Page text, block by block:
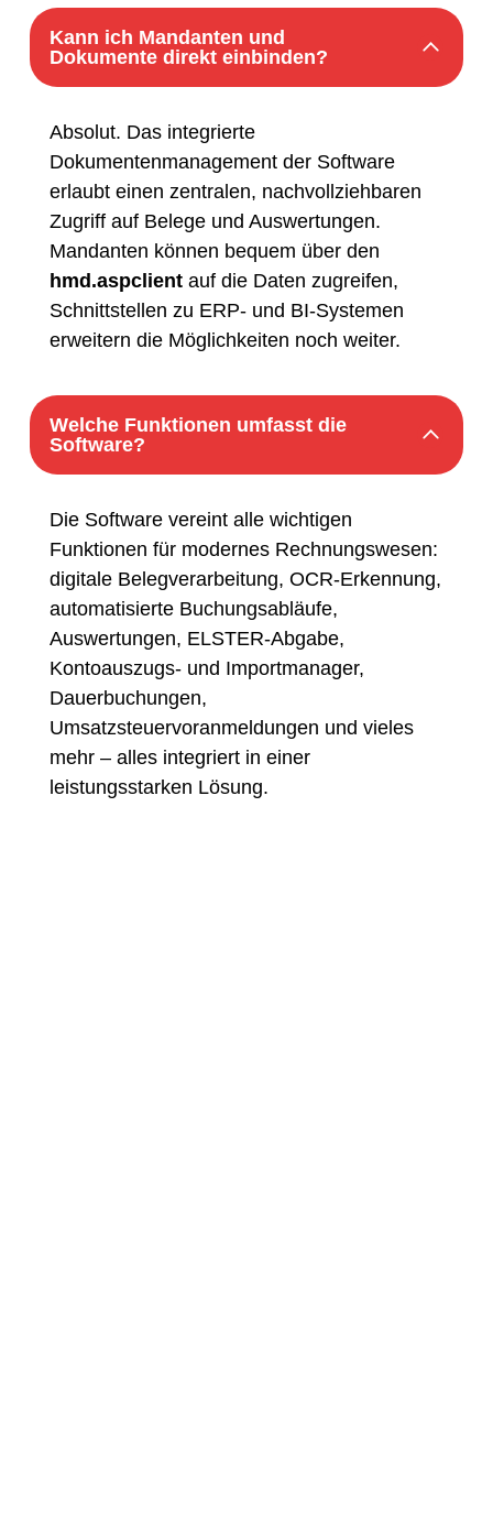
Kann ich Mandanten und
Dokumente direkt einbinden?
Absolut. Das integrierte
Dokumentenmanagement der Software
erlaubt einen zentralen, nachvollziehbaren
Zugriff auf Belege und Auswertungen.
Mandanten können bequem über den
hmd.aspclientauf die Daten zugreifen,
Schnittstellen zu ERP- und BI-Systemen
erweitern die Möglichkeiten noch weiter.
Welche Funktionen umfasst die
Software?
Die Software vereint alle wichtigen
Funktionen für modernes Rechnungswesen:
digitale Belegverarbeitung, OCR-Erkennung,
automatisierte Buchungsabläufe,
Auswertungen, ELSTER-Abgabe,
Kontoauszugs- und Importmanager,
Dauerbuchungen,
Umsatzsteuervoranmeldungen und vieles
mehr – alles integriert in einer
leistungsstarken Lösung.